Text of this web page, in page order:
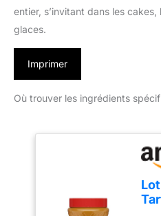
entier, s’invitant dans les
glaces.
Imprimer
Où trouver les ingrédients